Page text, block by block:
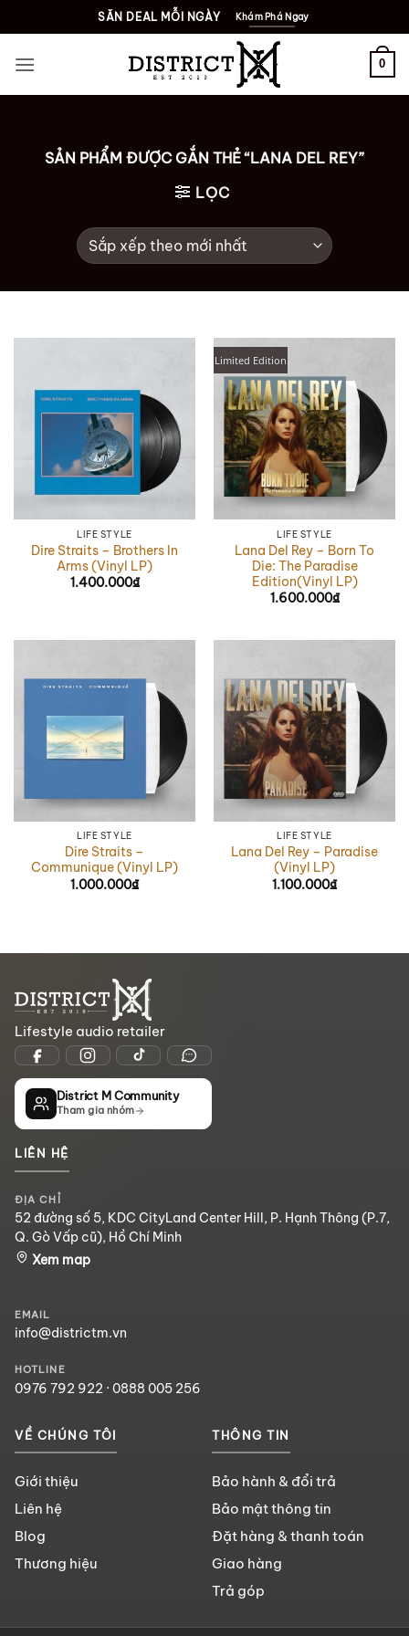
qua
nội
SĂN DEAL MỖI NGÀY Khám Phá Ngay
0
SẢN PHẨM ĐƯỢC GẮN THẺ “LANA DEL REY”
LỌC
LIFE STYLE
Dire Straits – Brothers In
Arms (Vinyl LP)
1.400.000₫
Limited Edition
LIFE STYLE
Lana Del Rey – Born To
Die: The Paradise
Edition(Vinyl LP)
1.600.000₫
LIFE STYLE
Dire Straits –
Communique (Vinyl LP)
1.000.000₫
LIFE STYLE
Lana Del Rey – Paradise
(Vinyl LP)
1.100.000₫
Lifestyle audio retailer
District M Community
Tham gia nhóm
LIÊN HỆ
ĐỊA CHỈ
52 đường số 5, KDC CityLand Center Hill, P. Hạnh Thông (P.7,
Q. Gò Vấp cũ), Hồ Chí Minh
Xem map
EMAIL
info@districtm.vn
HOTLINE
0976 792 922 · 0888 005 256
VỀ CHÚNG TÔI
Giới thiệu
Liên hệ
Blog
Thương hiệu
THÔNG TIN
Bảo hành & đổi trả
Bảo mật thông tin
Đặt hàng & thanh toán
Giao hàng
Trả góp